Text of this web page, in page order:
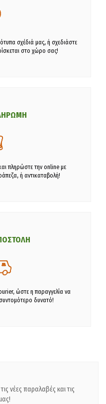
σχέδιά μας, ή σχεδιάστε
στο χώρο σας!
πληρώστε την online με
ή αντικαταβολή!
ώστε η παραγγελία να
δυνατό!
νέες παραλαβές και τις